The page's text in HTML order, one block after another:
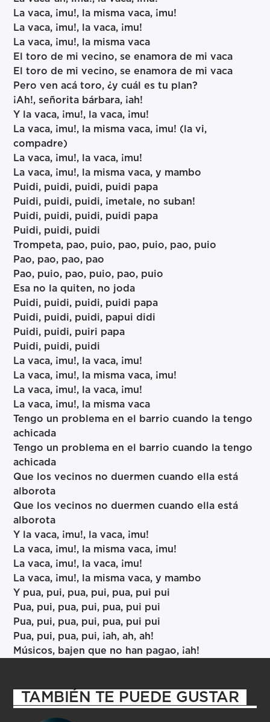
La vaca, ¡mu!, la misma vaca, ¡mu!
La vaca, ¡mu!, la vaca, ¡mu!
La vaca, ¡mu!, la misma vaca
El toro de mi vecino, se enamora de mi vaca
El toro de mi vecino, se enamora de mi vaca
Pero ven acá toro, ¿y cuál es tu plan?
¡Ah!, señorita bárbara, ¡ah!
Y la vaca, ¡mu!, la vaca, ¡mu!
La vaca, ¡mu!, la misma vaca, ¡mu! (la vi,
compadre)
La vaca, ¡mu!, la vaca, ¡mu!
La vaca, ¡mu!, la misma vaca, y mambo
Puidi, puidi, puidi, puidi papa
Puidi, puidi, puidi, ¡metale, no suban!
Puidi, puidi, puidi, puidi papa
Puidi, puidi, puidi
Trompeta, pao, puio, pao, puio, pao, puio
Pao, pao, pao, pao
Pao, puio, pao, puio, pao, puio
Esa no la quiten, no joda
Puidi, puidi, puidi, puidi papa
Puidi, puidi, puidi, papui didi
Puidi, puidi, puiri papa
Puidi, puidi, puidi
La vaca, ¡mu!, la vaca, ¡mu!
La vaca, ¡mu!, la misma vaca, ¡mu!
La vaca, ¡mu!, la vaca, ¡mu!
La vaca, ¡mu!, la misma vaca
Tengo un problema en el barrio cuando la tengo
achicada
Tengo un problema en el barrio cuando la tengo
achicada
Que los vecinos no duermen cuando ella está
alborota
Que los vecinos no duermen cuando ella está
alborota
Y la vaca, ¡mu!, la vaca, ¡mu!
La vaca, ¡mu!, la misma vaca, ¡mu!
La vaca, ¡mu!, la vaca, ¡mu!
La vaca, ¡mu!, la misma vaca, y mambo
Y pua, pui, pua, pui, pua, pui pui
Pua, pui, pua, pui, pua, pui pui
Pua, pui, pua, pui, pua, pui pui
Pua, pui, pua, pui, ¡ah, ah, ah!
Músicos, bajen que no han pagao, ¡ah!
TAMBIÉN TE PUEDE GUSTAR